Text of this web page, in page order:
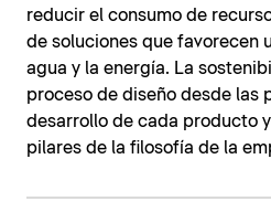
reducir el consumo de
de soluciones que favorecen
agua y la energía. La
proceso de diseño desde las
desarrollo de cada producto
pilares de la filosofía de la